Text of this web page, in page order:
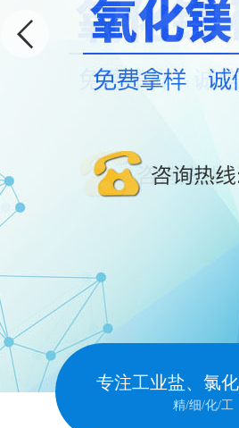
专注工业盐、氯
精/细/化/工